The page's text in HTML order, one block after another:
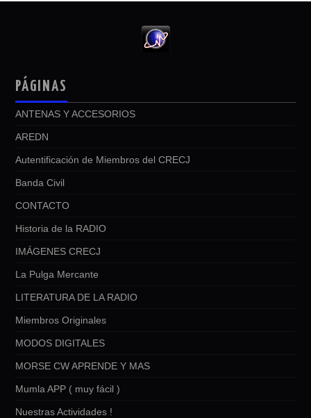
PÁGINAS
ANTENAS Y ACCESORIOS
AREDN
Autentificación de Miembros del CRECJ
Banda Civil
CONTACTO
Historia de la RADIO
IMÁGENES CRECJ
La Pulga Mercante
LITERATURA DE LA RADIO
Miembros Originales
MODOS DIGITALES
MORSE CW APRENDE Y MAS
Mumla APP ( muy fácil )
Nuestras Actividades !